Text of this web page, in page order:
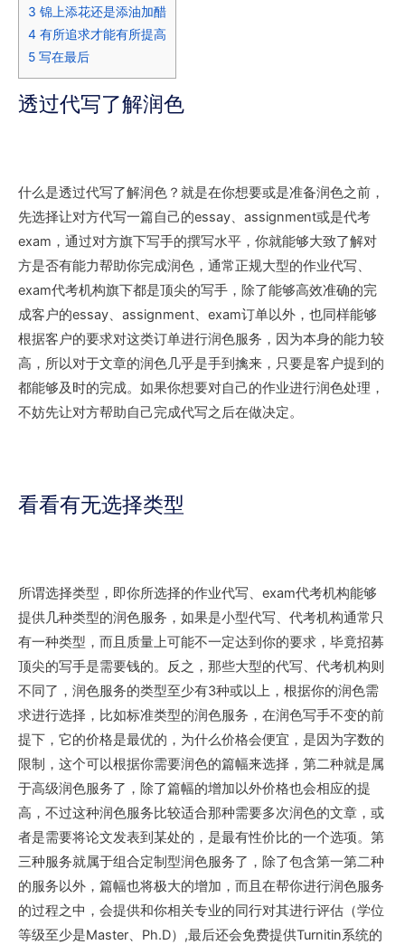
3 锦上添花还是添油加醋
4 有所追求才能有所提高
5 写在最后
透过代写了解润色
什么是透过代写了解润色？就是在你想要或是准备润色之前，
先选择让对方代写一篇自己的essay、assignment或是代考
exam，通过对方旗下写手的撰写水平，你就能够大致了解对
方是否有能力帮助你完成润色，通常正规大型的作业代写、
exam代考机构旗下都是顶尖的写手，除了能够高效准确的完
成客户的essay、assignment、exam订单以外，也同样能够
根据客户的要求对这类订单进行润色服务，因为本身的能力较
高，所以对于文章的润色几乎是手到擒来，只要是客户提到的
都能够及时的完成。如果你想要对自己的作业进行润色处理，
不妨先让对方帮助自己完成代写之后在做决定。
看看有无选择类型
所谓选择类型，即你所选择的作业代写、exam代考机构能够
提供几种类型的润色服务，如果是小型代写、代考机构通常只
有一种类型，而且质量上可能不一定达到你的要求，毕竟招募
顶尖的写手是需要钱的。反之，那些大型的代写、代考机构则
不同了，润色服务的类型至少有3种或以上，根据你的润色需
求进行选择，比如标准类型的润色服务，在润色写手不变的前
提下，它的价格是最优的，为什么价格会便宜，是因为字数的
限制，这个可以根据你需要润色的篇幅来选择，第二种就是属
于高级润色服务了，除了篇幅的增加以外价格也会相应的提
高，不过这种润色服务比较适合那种需要多次润色的文章，或
者是需要将论文发表到某处的，是最有性价比的一个选项。第
三种服务就属于组合定制型润色服务了，除了包含第一第二种
的服务以外，篇幅也将极大的增加，而且在帮你进行润色服务
的过程之中，会提供和你相关专业的同行对其进行评估（学位
等级至少是Master、Ph.D）,最后还会免费提供Turnitin系统的